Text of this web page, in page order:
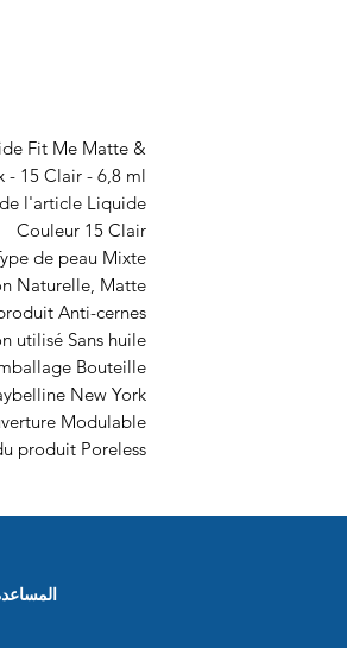
Fit Me Matte &
- 15 Clair - 6,8 ml
l'article Liquide
Couleur 15 Clair
de peau Mixte
Naturelle, Matte
Anti-cernes
utilisé Sans huile
Bouteille
New York
Modulable
produit Poreless